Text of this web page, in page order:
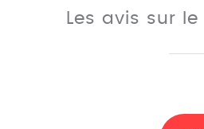
Les avis sur